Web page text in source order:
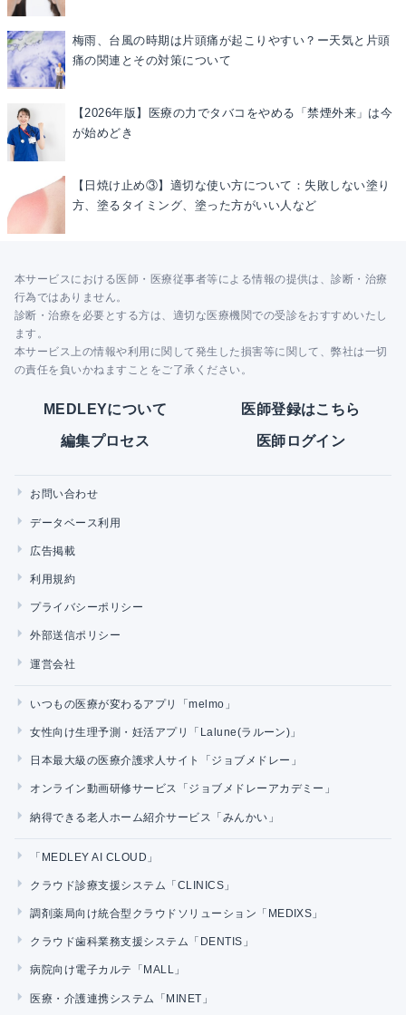
梅雨、台風の時期は片頭痛が起こりやすい？ー天気と片頭
痛の関連とその対策について
【2026年版】医療の力でタバコをやめる「禁煙外来」は今
が始めどき
【日焼け止め③】適切な使い方について：失敗しない塗り
方、塗るタイミング、塗った方がいい人など
本サービスにおける医師・医療従事者等による情報の提供は、診断・治療
行為ではありません。
診断・治療を必要とする方は、適切な医療機関での受診をおすすめいたし
ます。
本サービス上の情報や利用に関して発生した損害等に関して、弊社は一切
の責任を負いかねますことをご了承ください。
MEDLEYについて 医師登録はこちら
編集プロセス 医師ログイン
お問い合わせ
データベース利用
広告掲載
利用規約
プライバシーポリシー
外部送信ポリシー
運営会社
いつもの医療が変わるアプリ「melmo」
女性向け生理予測・妊活アプリ「Lalune(ラルーン)」
日本最大級の医療介護求人サイト「ジョブメドレー」
オンライン動画研修サービス「ジョブメドレーアカデミー」
納得できる老人ホーム紹介サービス「みんかい」
「MEDLEY AI CLOUD」
クラウド診療支援システム「CLINICS」
調剤薬局向け統合型クラウドソリューション「MEDIXS」
クラウド歯科業務支援システム「DENTIS」
病院向け電子カルテ「MALL」
医療・介護連携システム「MINET」